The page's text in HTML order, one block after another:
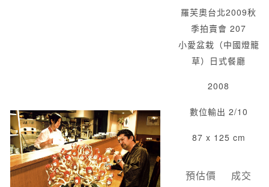
羅芙奧台北2009秋
季拍賣會 207
小愛盆栽（中國燈籠
草）日式餐廳
2008
數位輸出 2/10
87 x 125 cm
預估價
成交